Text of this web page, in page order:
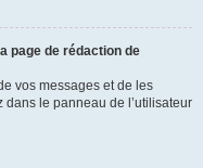
page de rédaction de
vos messages et de les
le panneau de l’utilisateur